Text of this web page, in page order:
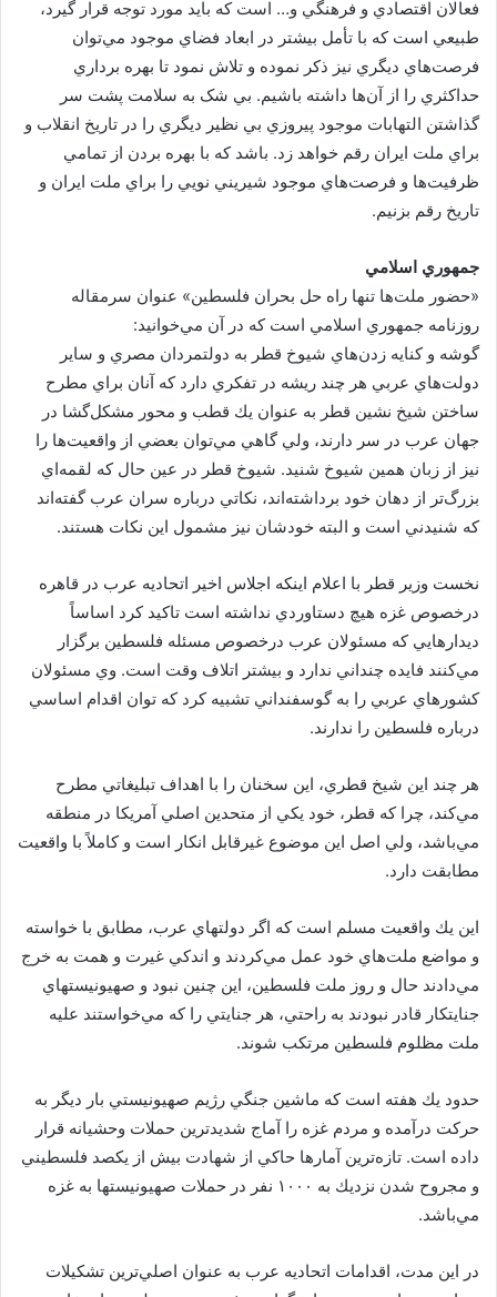
فعالان اقتصادي و فرهنگي و… است که بايد مورد توجه قرار گيرد،
طبيعي است که با تأمل بيشتر در ابعاد فضاي موجود مي‌توان
فرصت‌هاي ديگري نيز ذکر نموده و تلاش نمود تا بهره برداري
حداکثري را از آن‌ها داشته باشيم. بي شک به سلامت پشت سر
گذاشتن التهابات موجود پيروزي بي نظير ديگري را در تاريخ انقلاب و
براي ملت ايران رقم خواهد زد. باشد که با بهره بردن از تمامي
ظرفيت‌ها و فرصت‌هاي موجود شيريني نويي را براي ملت ايران و
تاريخ رقم بزنيم.
جمهوري اسلامي
«حضور ملت‌ها تنها راه حل بحران فلسطين» عنوان سرمقاله
روزنامه جمهوري اسلامي است كه در آن مي‌خوانيد:
گوشه و كنايه زدن‌هاي شيوخ قطر به دولتمردان مصري و ساير
دولت‌هاي عربي هر چند ريشه در تفكري دارد كه آنان براي مطرح
ساختن شيخ نشين قطر به عنوان يك قطب و محور مشكل‌گشا در
جهان عرب در سر دارند، ولي گاهي مي‌توان بعضي از واقعيت‌ها را
نيز از زبان همين شيوخ شنيد. شيوخ قطر در عين حال كه لقمه‌اي
بزرگ‌تر از دهان خود برداشته‌اند، نكاتي درباره سران عرب گفته‌اند
كه شنيدني است و البته خودشان نيز مشمول اين نكات هستند.
نخست وزير قطر با اعلام اينكه اجلاس اخير اتحاديه عرب در قاهره
درخصوص غزه هيچ دستاوردي نداشته است تاكيد كرد اساساً
ديدارهايي كه مسئولان عرب درخصوص مسئله فلسطين برگزار
مي‌كنند فايده چنداني ندارد و بيشتر اتلاف وقت است. وي مسئولان
كشورهاي عربي را به گوسفنداني تشبيه كرد كه توان اقدام اساسي
درباره فلسطين را ندارند.
هر چند اين شيخ قطري، اين سخنان را با اهداف تبليغاتي مطرح
مي‌كند، چرا كه قطر، خود يكي از متحدين اصلي آمريكا در منطقه
مي‌باشد، ولي اصل اين موضوع غيرقابل انكار است و كاملاً با واقعيت
مطابقت دارد.
اين يك واقعيت مسلم است كه اگر دولتهاي عرب، مطابق با خواسته
و مواضع ملت‌هاي خود عمل مي‌كردند و اندكي غيرت و همت به خرج
مي‌دادند حال و روز ملت فلسطين، اين چنين نبود و صهيونيستهاي
جنايتكار قادر نبودند به راحتي، هر جنايتي را كه مي‌خواستند عليه
ملت مظلوم فلسطين مرتكب شوند.
حدود يك هفته است كه ماشين جنگي رژيم صهيونيستي بار ديگر به
حركت درآمده و مردم غزه را آماج شديدترين حملات وحشيانه قرار
داده است. تازه‌ترين آمارها حاكي از شهادت بيش از يكصد فلسطيني
و مجروح شدن نزديك به ۱۰۰۰ نفر در حملات صهيونيستها به غزه
مي‌باشد.
در اين مدت، اقدامات اتحاديه عرب به عنوان اصلي‌ترين تشكيلات